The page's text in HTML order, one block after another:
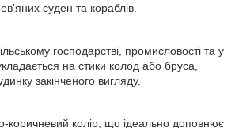
суден та кораблів.
господарстві, промисловості та у
на стики колод або бруса,
закінченого вигляду.
коричневий колір, що ідеально доповнює